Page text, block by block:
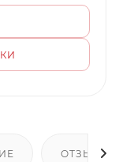
ОТЗЫВЫ